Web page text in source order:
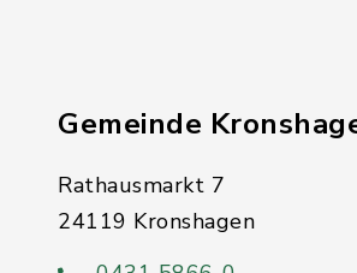
Gemeinde
Rathausmarkt 7
24119 Kronshagen